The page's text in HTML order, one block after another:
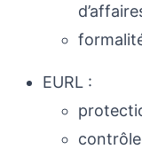
EURL :